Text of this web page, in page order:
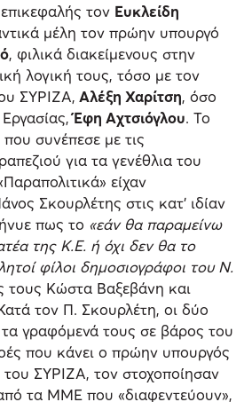
τον Ευκλείδη
μέλη τον πρώην υπουργό
, φιλικά διακείμενους στην
λογική τους, τόσο με τον
ΣΥΡΙΖΑ, Αλέξη Χαρίτση, όσο
Έφη Αχτσιόγλου. Το
συνέπεσε με τις
για τα γενέθλια του
είχαν
Σκουρλέτης στις κατ’ ιδίαν
πως το «εάν θα παραμείνω
της Κ.Ε. ή όχι δεν θα το
φίλοι δημοσιογράφοι του Ν.
τους Κώστα Βαξεβάνη και
τον Π. Σκουρλέτη, οι δύο
γραφόμενά τους σε βάρος του
που κάνει ο πρώην υπουργός
ΣΥΡΙΖΑ, τον στοχοποίησαν
τα ΜΜΕ που «διαφεντεύουν»,